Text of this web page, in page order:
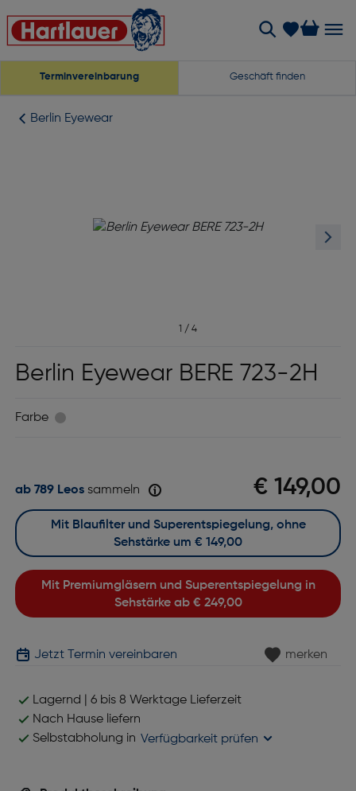
Terminvereinbarung Geschäft finden
Berlin Eyewear
1 / 4
Berlin Eyewear BERE 723-2H
Farbe
€ 149,00
ab 789 Leossammeln
Mit Premiumgläsern und Superentspiegelung in
Sehstärke ab € 249,00
Mit Blaufilter und Superentspiegelung, ohne
Sehstärke um € 149,00
Jetzt Termin vereinbaren merken
Lagernd | 6 bis 8 Werktage Lieferzeit
Nach Hause liefern
Selbstabholung in Verfügbarkeit prüfen